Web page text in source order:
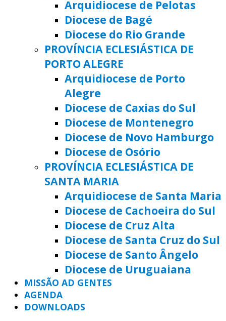
Arquidiocese de Pelotas
Diocese de Bagé
Diocese do Rio Grande
PROVÍNCIA ECLESIÁSTICA DE
PORTO ALEGRE
Arquidiocese de Porto
Alegre
Diocese de Caxias do Sul
Diocese de Montenegro
Diocese de Novo Hamburgo
Diocese de Osório
PROVÍNCIA ECLESIÁSTICA DE
SANTA MARIA
Arquidiocese de Santa Maria
Diocese de Cachoeira do Sul
Diocese de Cruz Alta
Diocese de Santa Cruz do Sul
Diocese de Santo Ângelo
Diocese de Uruguaiana
MISSÃO AD GENTES
AGENDA
DOWNLOADS